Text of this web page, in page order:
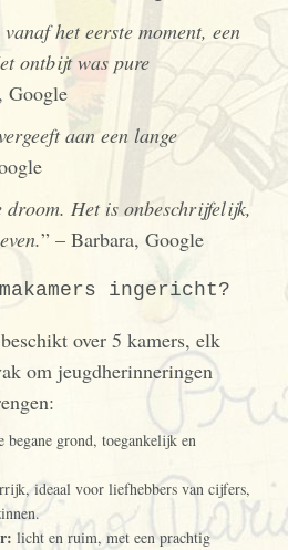
het eerste moment, een
ontbijt was pure
Google
aan een lange
droom. Het is onbeschrijfelijk,
” – Barbara, Google
ingericht?
over 5 kamers, elk
om jeugdherinneringen
begane grond, toegankelijk en
ideaal voor liefhebbers van cijfers,
licht en ruim, met een prachtig